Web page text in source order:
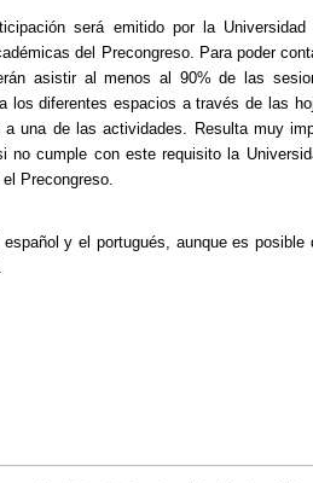
será emitido por la
del Precongreso. Para poder
asistir al menos al 90% de las
los diferentes espacios a través de las
una de las actividades. Resulta muy
no cumple con este requisito la
Precongreso.
y el portugués, aunque es posible